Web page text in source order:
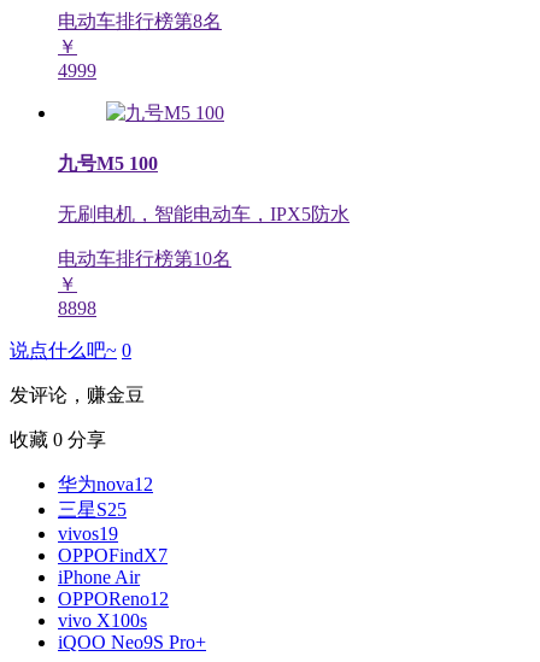
电动车排行榜第8名
￥
4999
九号M5 100
无刷电机，智能电动车，IPX5防水
电动车排行榜第10名
￥
8898
说点什么吧~ 0
发评论，赚金豆
收藏 0 分享
华为nova12
三星S25
vivos19
OPPOFindX7
iPhone Air
OPPOReno12
vivo X100s
iQOO Neo9S Pro+